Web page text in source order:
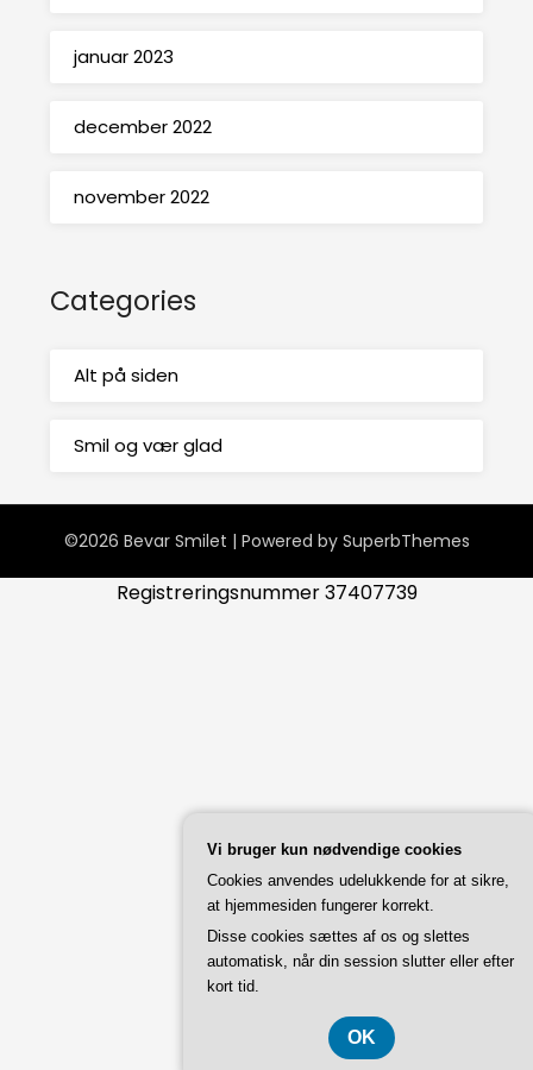
januar 2023
december 2022
november 2022
Categories
Alt på siden
Smil og vær glad
©2026 Bevar Smilet | Powered by SuperbThemes
Registreringsnummer 37407739
Vi bruger kun nødvendige cookies
Cookies anvendes udelukkende for at sikre,
at hjemmesiden fungerer korrekt.
Disse cookies sættes af os og slettes
automatisk, når din session slutter eller efter
kort tid.
OK